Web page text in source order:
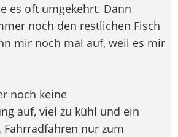
es oft umgekehrt. Dann
noch den restlichen Fisch
mir noch mal auf, weil es mir
noch keine
auf, viel zu kühl und ein
Fahrradfahren nur zum